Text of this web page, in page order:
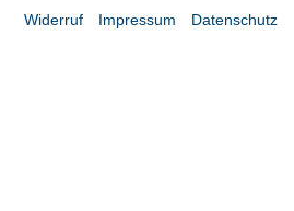
Widerruf Impressum Datenschutz